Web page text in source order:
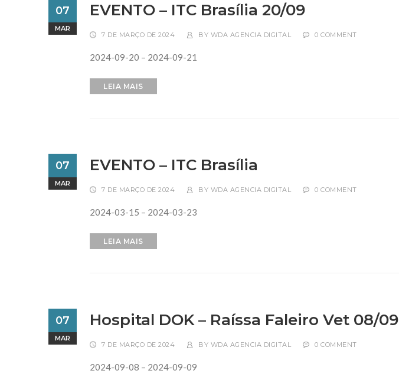
07
MAR
EVENTO – ITC Brasília 20/09
7 DE MARÇO DE 2024 BY WDA AGENCIA DIGITAL 0 COMMENT
2024-09-20 – 2024-09-21
LEIA MAIS
07
MAR
EVENTO – ITC Brasília
7 DE MARÇO DE 2024 BY WDA AGENCIA DIGITAL 0 COMMENT
2024-03-15 – 2024-03-23
LEIA MAIS
07
MAR
Hospital DOK – Raíssa Faleiro Vet 08/09
7 DE MARÇO DE 2024 BY WDA AGENCIA DIGITAL 0 COMMENT
2024-09-08 – 2024-09-09